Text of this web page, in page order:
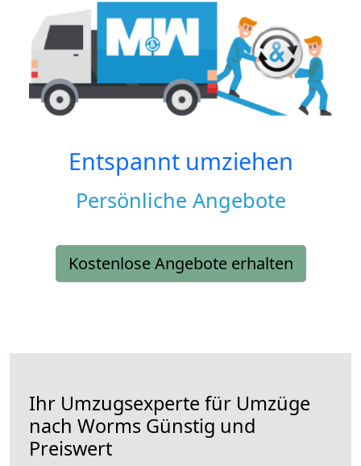
Entspannt umziehen
Persönliche Angebote
Kostenlose Angebote erhalten
Ihr Umzugsexperte für Umzüge
nach Worms Günstig und
Preiswert